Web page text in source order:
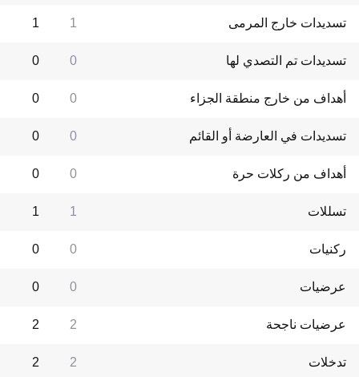
تسديدات خارج المرمى 1
1
تسديدات تم التصدي لها 0
0
أهداف من خارج منطقة الجزاء 0
0
تسديدات في العارضة أو القائم 0
0
أهداف من ركلات حرة 0
0
تسللات 1
1
ركنيات 0
0
عرضيات 0
0
عرضيات ناجحة 2
2
تدخلات 2
2